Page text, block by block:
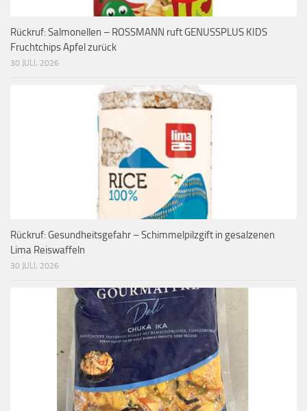
Rückruf: Salmonellen – ROSSMANN ruft GENUSSPLUS KIDS
Fruchtchips Apfel zurück
30 JULI, 2026
Rückruf: Gesundheitsgefahr – Schimmelpilzgift in gesalzenen
Lima Reiswaffeln
30 JULI, 2026